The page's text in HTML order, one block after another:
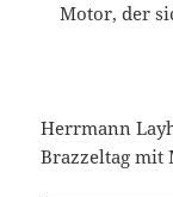
Motor, der
Herrmann
Brazzeltag mit